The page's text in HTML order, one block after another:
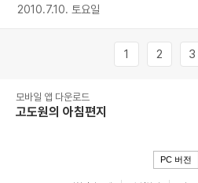
2010.7.10. 토요일
1 2 3
모바일 앱 다운로드
고도원의 아침편지
PC 버전